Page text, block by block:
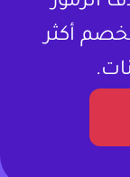
أكثر